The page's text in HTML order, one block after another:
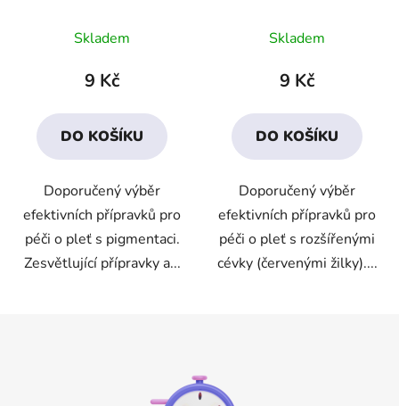
hodnocení
produktu
4,8
z
hvězdiček.
Skladem
9 Kč
DO KOŠÍKU
Doporučený výběr
efektivních přípravků pro
péči o pleť s pigmentaci.
Zesvětlující přípravky a...
hodnocení
produktu
3,4
z
hvězdiček.
Skladem
9 Kč
DO KOŠÍKU
Doporučený výběr
efektivních přípravků pro
péči o pleť s rozšířenými
cévky (červenými žilky)....